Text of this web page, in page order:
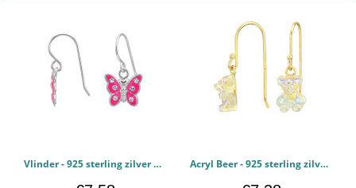
Vlinder - 925 sterling zilver Kinderoorbellen PCJW50699 Acryl Beer - 925 sterling zilver Kinderoorbellen PCJW49593